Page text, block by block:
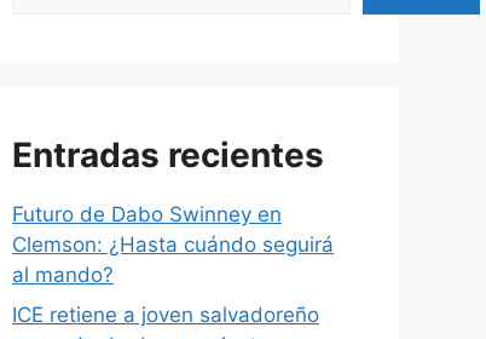
Entradas recientes
Futuro de Dabo Swinney en
Clemson: ¿Hasta cuándo seguirá
al mando?
ICE retiene a joven salvadoreño